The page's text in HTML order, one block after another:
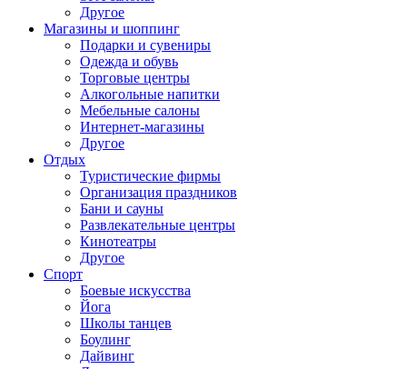
Другое
Магазины и шоппинг
Подарки и сувениры
Одежда и обувь
Торговые центры
Алкогольные напитки
Мебельные салоны
Интернет-магазины
Другое
Отдых
Туристические фирмы
Организация праздников
Бани и сауны
Развлекательные центры
Кинотеатры
Другое
Спорт
Боевые искусства
Йога
Школы танцев
Боулинг
Дайвинг